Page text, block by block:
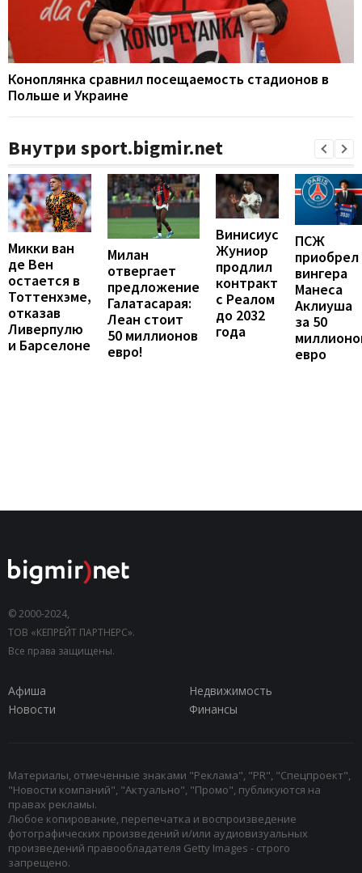
Коноплянка сравнил посещаемость стадионов в
Польше и Украине
Внутри sport.bigmir.net
Микки ван
де Вен
остается в
Тоттенхэме,
отказав
Ливерпулю
и Барселоне
Милан
отвергает
предложение
Галатасарая:
Леан стоит
50 миллионов
евро!
Винисиус
Жуниор
продлил
контракт
с Реалом
до 2032
года
ПСЖ
приобрел
вингера
Манеса
Аклиуша
за 50
евро
© 2000-2024,
ТОВ «КЕПРЕЙТ ПАРТНЕРС».
Все права защищены.
Афиша
Недвижимость
Новости
Финансы
Материалы, отмеченные знаками "Реклама", "PR", "Спецпроект",
"Новости компаний", "Актуально", "Промо", публикуются на
правах рекламы.
Любое копирование, перепечатка и воспроизведение
фотографических произведений и/или аудиовизуальных
произведений правообладателя Getty Images - строго
запрещено.